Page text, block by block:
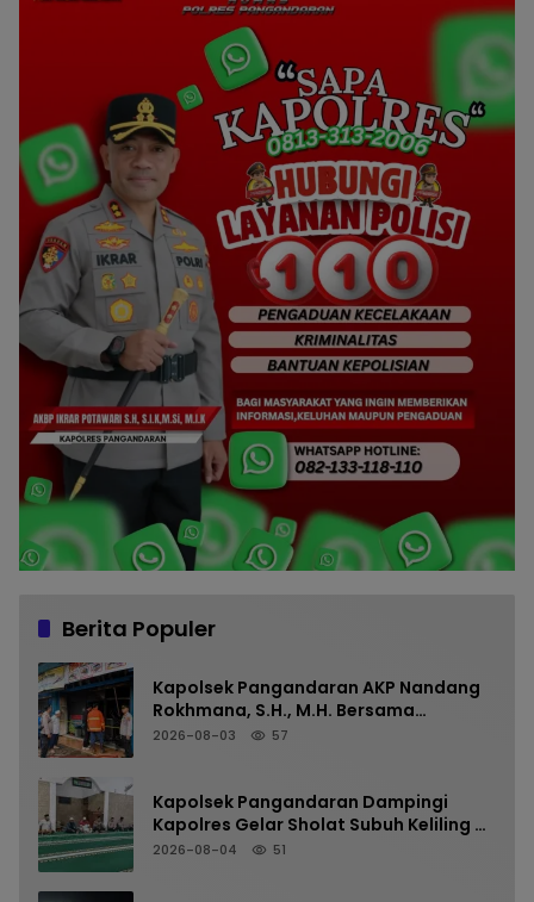
Berita Populer
Kapolsek Pangandaran AKP Nandang
Rokhmana, S.H., M.H. Bersama
Anggota Cek TKP Kebakaran Ruko
2026-08-03 57
Kapolsek Pangandaran Dampingi
Kapolres Gelar Sholat Subuh Keliling di
Masjid Jami Al-Furqon, Pererat
2026-08-04 51